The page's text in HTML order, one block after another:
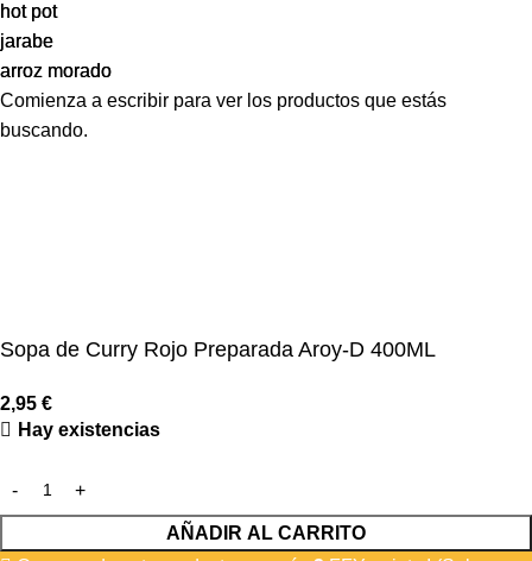
hot pot
jarabe
arroz morado
hot pot
jarabe
arroz morado
Comienza a escribir para ver los productos que estás
buscando.
Sopa de Curry Rojo Preparada Aroy-D 400ML
2,95 €
Hay existencias
AÑADIR AL CARRITO